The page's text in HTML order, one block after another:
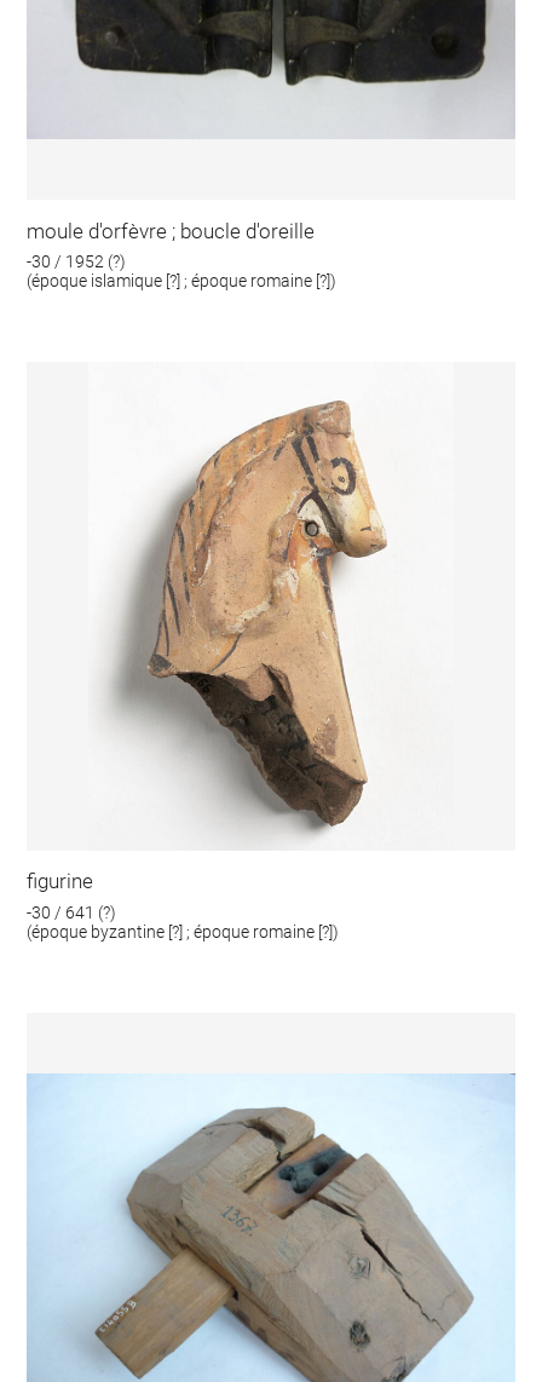
moule d'orfèvre ; boucle d'oreille
-30 / 1952 (?)
(époque islamique [?] ; époque romaine [?])
figurine
-30 / 641 (?)
(époque byzantine [?] ; époque romaine [?])